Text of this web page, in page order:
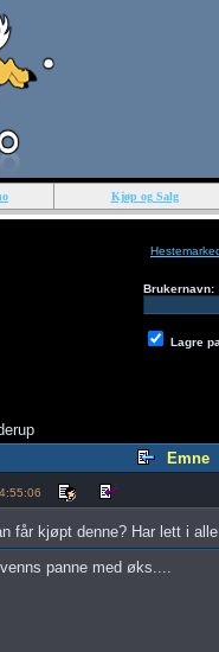
Kjøp og Salg
Brukernavn:
Lagre
Emne
får kjøpt denne? Har lett i
panne med øks....